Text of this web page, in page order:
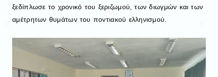
ξεδίπλωσε το χρονικό του ξεριζωμού, των διωγμών και των
αμέτρητων θυμάτων του ποντιακού ελληνισμού.